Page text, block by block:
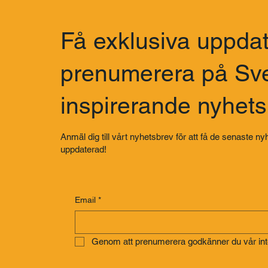
Få exklusiva
prenumerera på
inspirerande
Anmäl dig till vårt nyhetsbrev för att få de senaste
uppdaterad!
Email *
Genom att prenumerera godkänner du vår